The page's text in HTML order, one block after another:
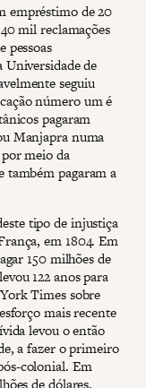
empréstimo de 20
mil reclamações
pessoas
Universidade de
seguiu
número um é
pagaram
Manjapra numa
meio da
também pagaram a
tipo de injustiça
em 1804. Em
150 milhões de
122 anos para
Times sobre
mais recente
levou o então
a fazer o primeiro
colonial. Em
de dólares.